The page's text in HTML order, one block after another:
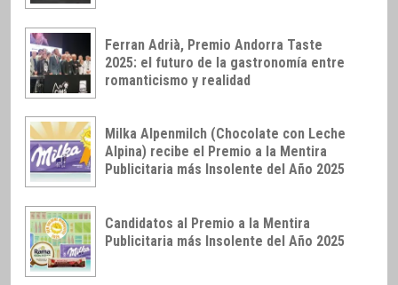
Ferran Adrià, Premio Andorra Taste
2025: el futuro de la gastronomía entre
romanticismo y realidad
Milka Alpenmilch (Chocolate con Leche
Alpina) recibe el Premio a la Mentira
Publicitaria más Insolente del Año 2025
Candidatos al Premio a la Mentira
Publicitaria más Insolente del Año 2025